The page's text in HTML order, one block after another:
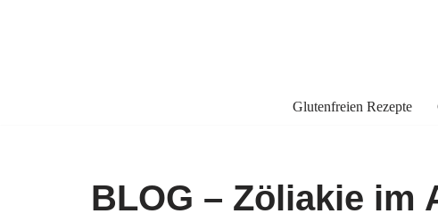
Glutenfreien Rezepte
BLOG – Zöliakie im